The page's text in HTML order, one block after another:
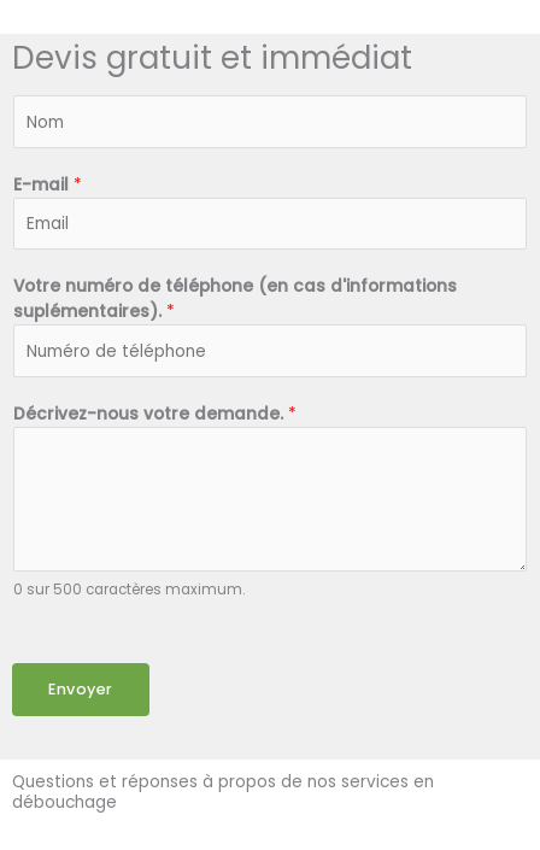
Devis gratuit et immédiat
*
E-mail *
Votre numéro de téléphone (en cas d'informations
suplémentaires). *
Décrivez-nous votre demande. *
0 sur 500 caractères maximum.
Envoyer
Questions et réponses à propos de nos services en
débouchage